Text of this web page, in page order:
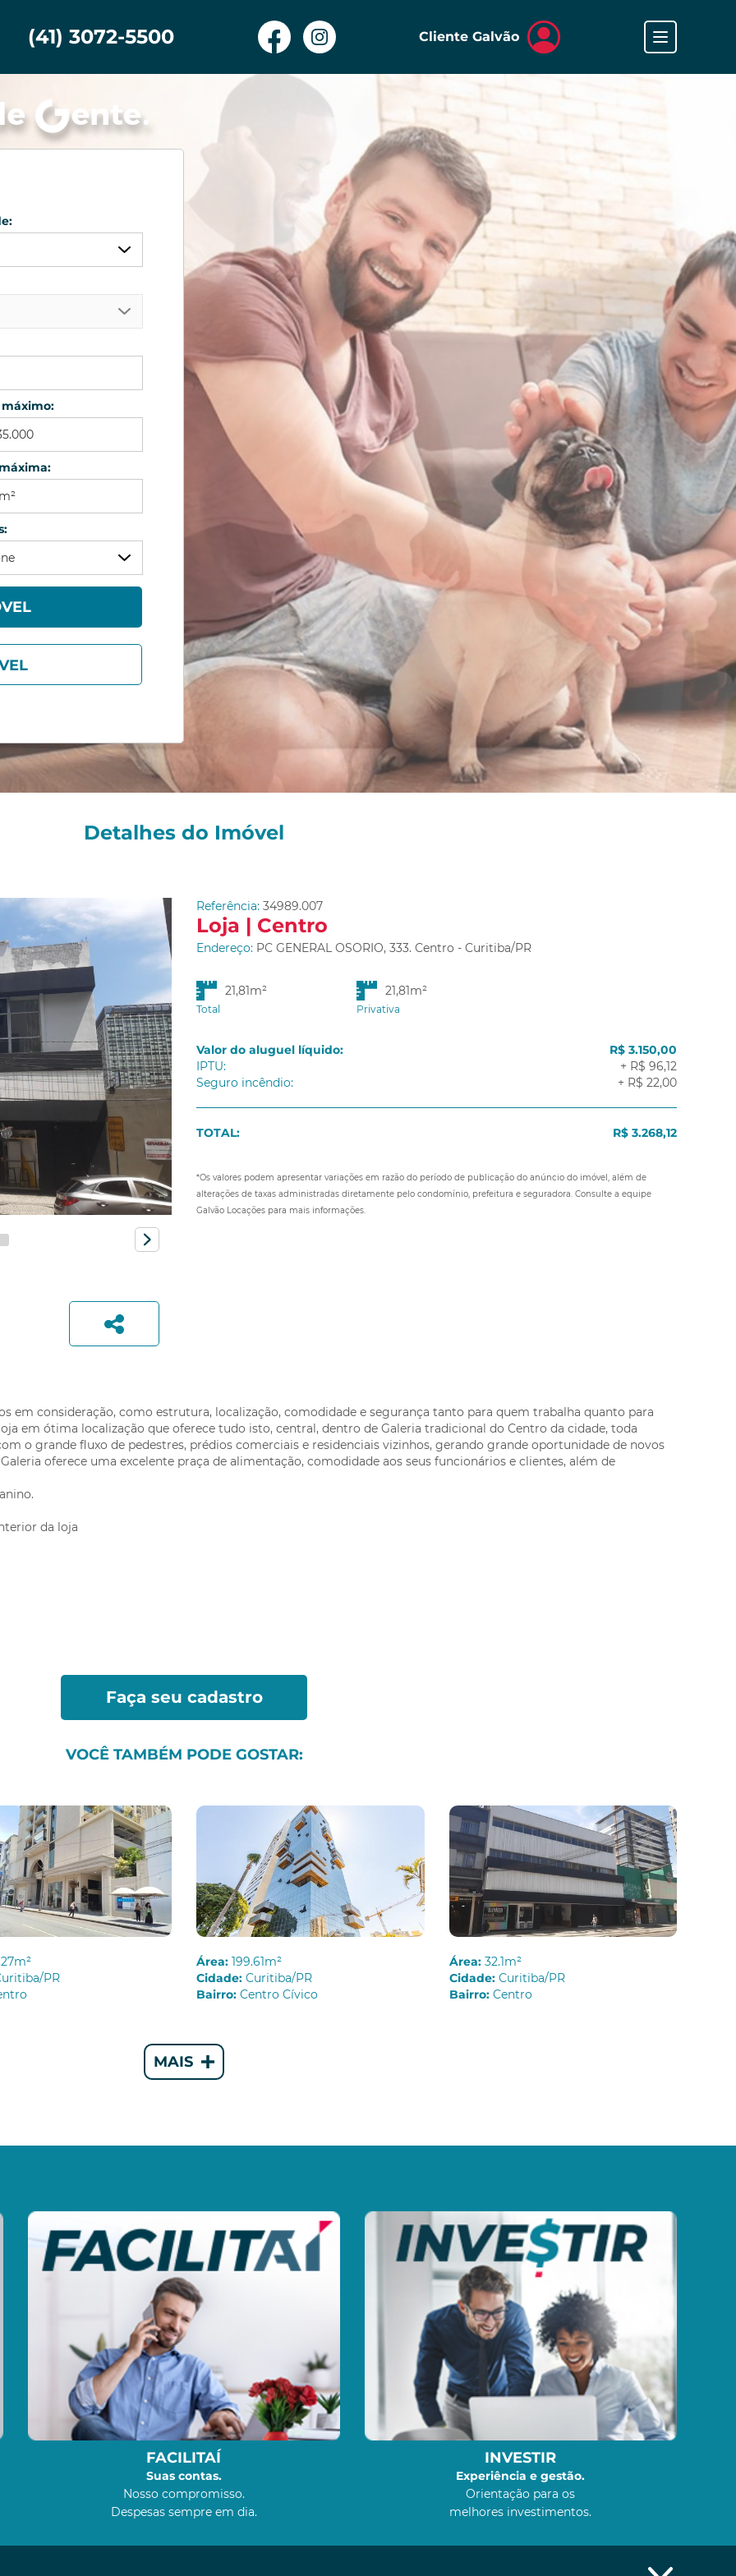
(41) 3072-5500 Cliente Galvão
Faça seu cadastro
Oportunidades e notícias
Galvão Vendas
Fale com a gente
Nossa empresa
Trabalhe na Galvão
Blog Galvão
máximo:
Seleção
Detalhes do Imóvel
Referência: 34989.007
Loja | Centro
Endereço: PC GENERAL OSORIO, 333. Centro - Curitiba/PR
21,81m²
Total
21,81m²
Privativa
Valor do aluguel líquido:
R$ 3.150,00
IPTU:
+ R$ 96,12
Seguro incêndio:
+ R$ 22,00
TOTAL: R$ 3.268,12
*Os valores podem apresentar variações em razão do período de publicação do anúncio do imóvel, além de
alterações de taxas administradas diretamente pelo condomínio, prefeitura e seguradora. Consulte a equipe
Galvão Locações para mais informações.
em consideração, como estrutura, localização, comodidade e segurança tanto para quem trabalha quanto para
em ótima localização que oferece tudo isto, central, dentro de Galeria tradicional do Centro da cidade, toda
o grande fluxo de pedestres, prédios comerciais e residenciais vizinhos, gerando grande oportunidade de novos
oferece uma excelente praça de alimentação, comodidade aos seus funcionários e clientes, além de
da loja
WhatsApp ou Telefone:*
Faça seu cadastro
VOCÊ TAMBÉM PODE GOSTAR:
PR
Área: 199.61m²
Cidade: Curitiba/PR
Bairro: Centro Cívico
Área: 32.1m²
Cidade: Curitiba/PR
Bairro: Centro
MAIS
FACILITAÍ
Suas contas.
Nosso compromisso.
Despesas sempre em dia.
INVESTIR
Experiência e gestão.
Orientação para os
melhores investimentos.